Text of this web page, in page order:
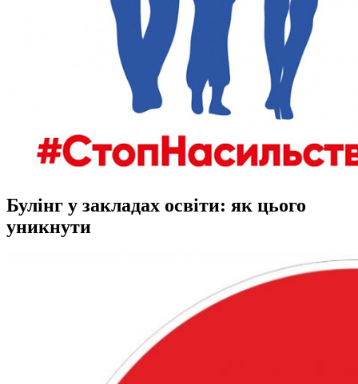
Булінг у закладах освіти: як цього
уникнути